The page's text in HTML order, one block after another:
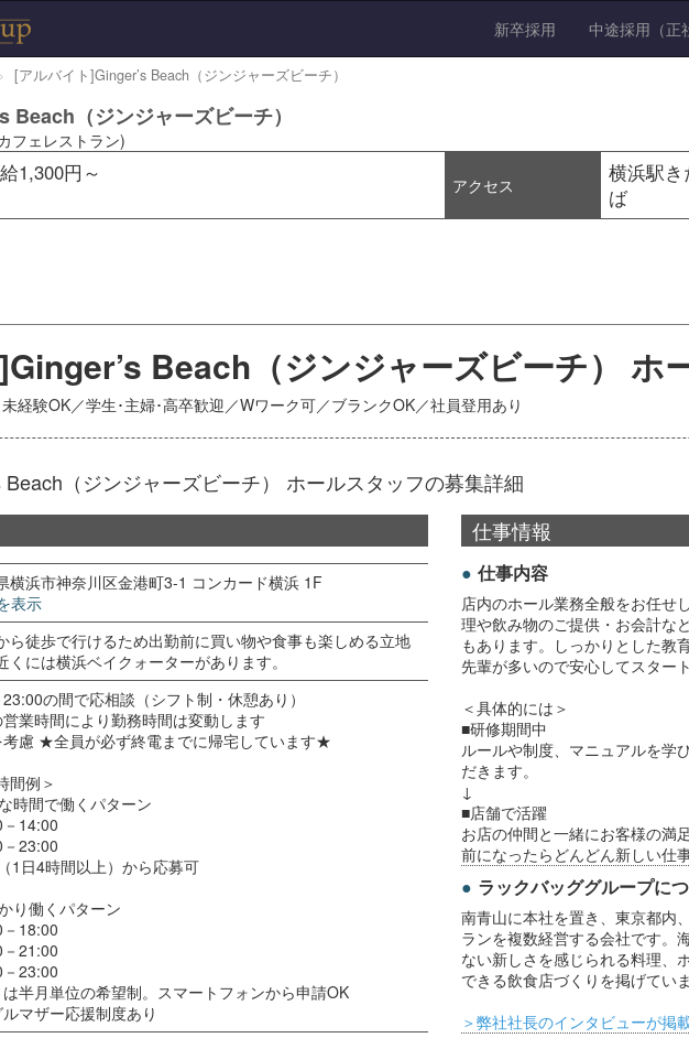
新卒採用 中途採用（正
[アルバイト]Ginger’s Beach（ジンジャーズビーチ）
Beach（ジンジャーズビーチ）
フェレストラン)
1,300円～ アクセス
横浜駅
ば
Beach（ジンジャーズビーチ） ホ
経験OK／学生･主婦･高卒歓迎／Wワーク可／ブランクOK／社員登用あり
Beach（ジンジャーズビーチ） ホールスタッフの募集詳細
横浜市神奈川区金港町3-1 コンカード横浜 1F
表示
ら徒歩で行けるため出勤前に買い物や食事も楽しめる立地
くには横浜ベイクォーターがあります。
の間で応相談（シフト制・休憩あり）
業時間により勤務時間は変動します
考慮 ★全員が必ず終電までに帰宅しています★
間例＞
時間で働くパターン
－14:00
－23:00
1日4時間以上）から応募可
り働くパターン
－18:00
－21:00
－23:00
半月単位の希望制。スマートフォンから申請OK
マザー応援制度あり
仕事情報
仕事内容
店内のホール業務全般をお任せ
理や飲み物のご提供・お会計な
もあります。しっかりとした教
先輩が多いので安心してスター
＜具体的には＞
■研修期間中
ルールや制度、マニュアルを学
だきます。
↓
■店舗で活躍
お店の仲間と一緒にお客様の満
前になったらどんどん新しい仕
ラックバッググループに
南青山に本社を置き、東京都内
ランを複数経営する会社です。
ない新しさを感じられる料理、
できる飲食店づくりを掲げていま
＞弊社社長のインタビューが掲